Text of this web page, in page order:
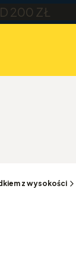
200 ZŁ
z wysokości